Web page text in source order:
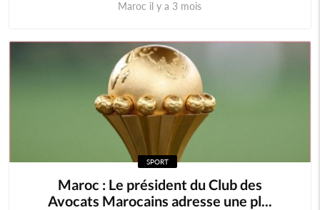
Maroc il y a 3 mois
SPORT
Maroc : Le président du Club des
Avocats Marocains adresse une pl...